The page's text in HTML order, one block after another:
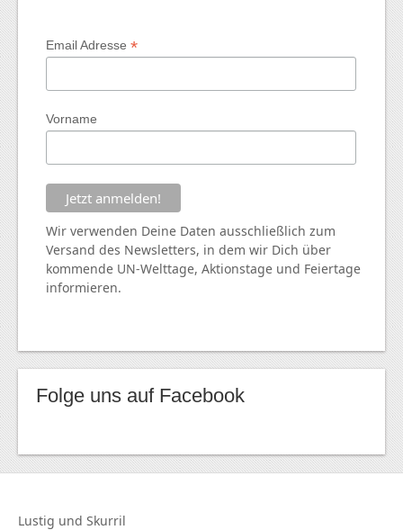
Email Adresse*
Vorname
Wir verwenden Deine Daten ausschließlich zum
Versand des Newsletters, in dem wir Dich über
kommende UN-Welttage, Aktionstage und Feiertage
informieren.
Folge uns auf Facebook
Lustig und Skurril